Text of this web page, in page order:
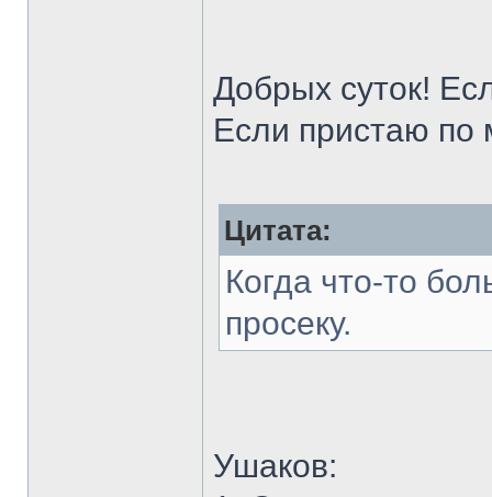
Добрых суток!
Если пристаю по
Цитата:
Когда что-то
просеку.
Ушаков: